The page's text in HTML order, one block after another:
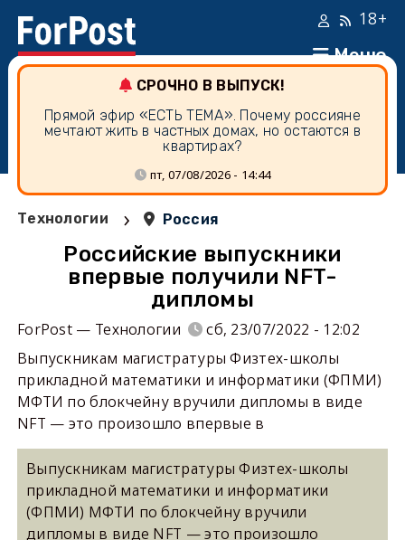
Меню
18+
СРОЧНО В ВЫПУСК!
Прямой эфир «ЕСТЬ ТЕМА». Почему россияне
мечтают жить в частных домах, но остаются в
квартирах?
пт, 07/08/2026 - 14:44
Технологии › Россия
Российские выпускники
впервые получили NFT-
дипломы
ForPost — Технологии
сб, 23/07/2022 - 12:02
Выпускникам магистратуры Физтех-школы
прикладной математики и информатики (ФПМИ)
МФТИ по блокчейну вручили дипломы в виде
NFT — это произошло впервые в
Выпускникам магистратуры Физтех-школы
прикладной математики и информатики
(ФПМИ) МФТИ по блокчейну вручили
дипломы в виде NFT — это произошло